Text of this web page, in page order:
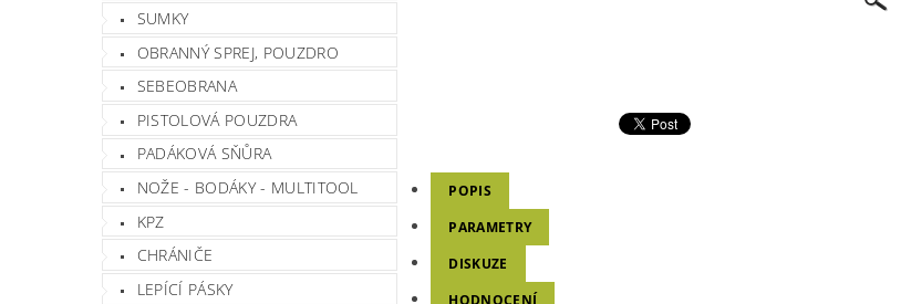
SUMKY
OBRANNÝ SPREJ, POUZDRO
SEBEOBRANA
PISTOLOVÁ POUZDRA
PADÁKOVÁ SŇŮRA
NOŽE - BODÁKY - MULTITOOL
KPZ
CHRÁNIČE
LEPÍCÍ PÁSKY
POPIS
PARAMETRY
DISKUZE